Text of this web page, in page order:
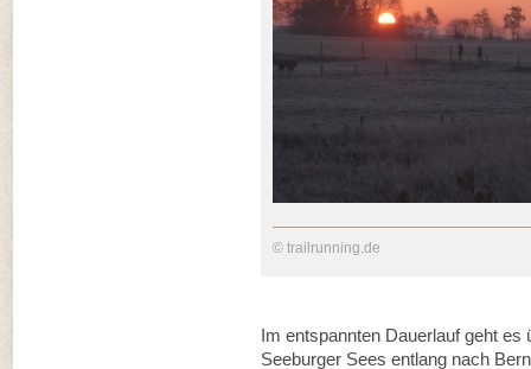
© trailrunning.de
Im entspannten Dauerlauf geht
Seeburger Sees entlang nach